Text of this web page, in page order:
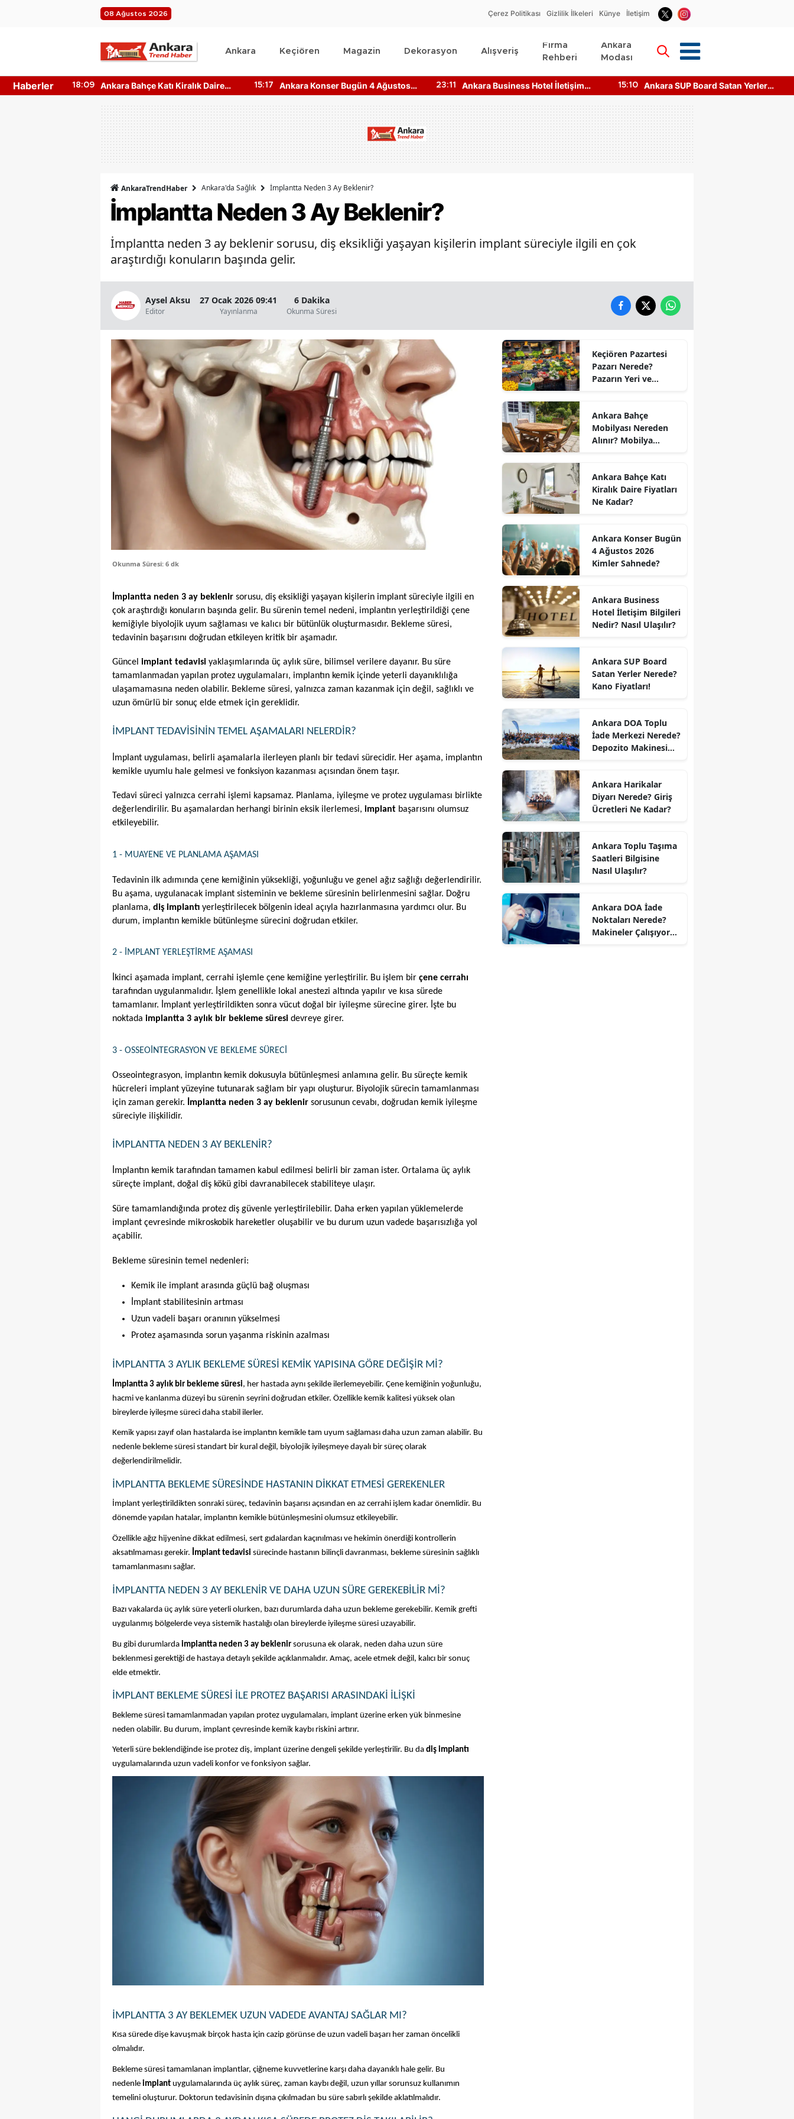
08 Ağustos 2026 Çerez Politikası Gizlilik İlkeleri Künye İletişim
Ankara Keçiören Magazin Dekorasyon Alışveriş
Firma
Rehberi
Ankara
Modası
Haberler
Daire 15:17
Ankara Konser Bugün 4 Ağustos
2026 Kimler Sahnede?
23:11
Ankara Business Hotel İletişim
Bilgileri Nedir? Nasıl Ulaşılır?
15:10
Ankara SUP Board Satan Yerler
Nerede? Kano Fiyatları!
19:22
Ankara DOA Toplu İade Merkezi
Nerede? Depozito Makinesi
Nerede?
AnkaraTrendHaber Ankara'da Sağlık İmplantta Neden 3 Ay Beklenir?
İmplantta Neden 3 Ay Beklenir?
İmplantta neden 3 ay beklenir sorusu, diş eksikliği yaşayan kişilerin implant süreciyle ilgili en çok
araştırdığı konuların başında gelir.
Aysel Aksu
Editor
27 Ocak 2026 09:41
Yayınlanma
6 Dakika
Okunma Süresi
Okunma Süresi: 6 dk
İmplantta neden 3 ay beklenir sorusu, diş eksikliği yaşayan kişilerin implant süreciyle ilgili en
çok araştırdığı konuların başında gelir. Bu sürenin temel nedeni, implantın yerleştirildiği çene
kemiğiyle biyolojik uyum sağlaması ve kalıcı bir bütünlük oluşturmasıdır. Bekleme süresi,
tedavinin başarısını doğrudan etkileyen kritik bir aşamadır.
Güncel implant tedavisi yaklaşımlarında üç aylık süre, bilimsel verilere dayanır. Bu süre
tamamlanmadan yapılan protez uygulamaları, implantın kemik içinde yeterli dayanıklılığa
ulaşamamasına neden olabilir. Bekleme süresi, yalnızca zaman kazanmak için değil, sağlıklı ve
uzun ömürlü bir sonuç elde etmek için gereklidir.
İMPLANT TEDAVISININ TEMEL AŞAMALARI NELERDIR?
İmplant uygulaması, belirli aşamalarla ilerleyen planlı bir tedavi sürecidir. Her aşama, implantın
kemikle uyumlu hale gelmesi ve fonksiyon kazanması açısından önem taşır.
Tedavi süreci yalnızca cerrahi işlemi kapsamaz. Planlama, iyileşme ve protez uygulaması birlikte
değerlendirilir. Bu aşamalardan herhangi birinin eksik ilerlemesi, implant başarısını olumsuz
etkileyebilir.
1 - MUAYENE VE PLANLAMA AŞAMASI
Tedavinin ilk adımında çene kemiğinin yüksekliği, yoğunluğu ve genel ağız sağlığı değerlendirilir.
Bu aşama, uygulanacak implant sisteminin ve bekleme süresinin belirlenmesini sağlar. Doğru
planlama, diş implantı yerleştirilecek bölgenin ideal açıyla hazırlanmasına yardımcı olur. Bu
durum, implantın kemikle bütünleşme sürecini doğrudan etkiler.
2 - İMPLANT YERLEŞTIRME AŞAMASI
İkinci aşamada implant, cerrahi işlemle çene kemiğine yerleştirilir. Bu işlem bir çene cerrahı
tarafından uygulanmalıdır. İşlem genellikle lokal anestezi altında yapılır ve kısa sürede
tamamlanır. İmplant yerleştirildikten sonra vücut doğal bir iyileşme sürecine girer. İşte bu
noktada implantta 3 aylık bir bekleme süresi devreye girer.
3 - OSSEOINTEGRASYON VE BEKLEME SÜRECI
Osseointegrasyon, implantın kemik dokusuyla bütünleşmesi anlamına gelir. Bu süreçte kemik
hücreleri implant yüzeyine tutunarak sağlam bir yapı oluşturur. Biyolojik sürecin tamamlanması
için zaman gerekir.
İmplantta neden 3 ay beklenir sorusunun cevabı, doğrudan kemik iyileşme
süreciyle ilişkilidir.
İMPLANTTA NEDEN 3 AY BEKLENIR?
İmplantın kemik tarafından tamamen kabul edilmesi belirli bir zaman ister. Ortalama üç aylık
süreçte implant, doğal diş kökü gibi davranabilecek stabiliteye ulaşır.
Süre tamamlandığında protez diş güvenle yerleştirilebilir. Daha erken yapılan yüklemelerde
implant çevresinde mikroskobik hareketler oluşabilir ve bu durum uzun vadede başarısızlığa yol
açabilir.
Bekleme süresinin temel nedenleri:
Kemik ile implant arasında güçlü bağ oluşması
İmplant stabilitesinin artması
Uzun vadeli başarı oranının yükselmesi
Protez aşamasında sorun yaşanma riskinin azalması
İMPLANTTA 3 AYLIK BEKLEME SÜRESI KEMIK YAPISINA GÖRE DEĞIŞIR MI?
İmplantta 3 aylık bir bekleme süresi, her hastada aynı şekilde ilerlemeyebilir. Çene kemiğinin yoğunluğu,
hacmi ve kanlanma düzeyi bu sürenin seyrini doğrudan etkiler. Özellikle kemik kalitesi yüksek olan
bireylerde iyileşme süreci daha stabil ilerler.
Kemik yapısı zayıf olan hastalarda ise implantın kemikle tam uyum sağlaması daha uzun zaman alabilir. Bu
nedenle bekleme süresi standart bir kural değil, biyolojik iyileşmeye dayalı bir süreç olarak
değerlendirilmelidir.
İMPLANTTA BEKLEME SÜRESINDE HASTANIN DIKKAT ETMESI GEREKENLER
İmplant yerleştirildikten sonraki süreç, tedavinin başarısı açısından en az cerrahi işlem kadar önemlidir. Bu
dönemde yapılan hatalar, implantın kemikle bütünleşmesini olumsuz etkileyebilir.
Özellikle ağız hijyenine dikkat edilmesi, sert gıdalardan kaçınılması ve hekimin önerdiği kontrollerin
aksatılmaması gerekir. İmplant tedavisi sürecinde hastanın bilinçli davranması, bekleme süresinin sağlıklı
tamamlanmasını sağlar.
İMPLANTTA NEDEN 3 AY BEKLENIR VE DAHA UZUN SÜRE GEREKEBILIR MI?
Bazı vakalarda üç aylık süre yeterli olurken, bazı durumlarda daha uzun bekleme gerekebilir. Kemik grefti
uygulanmış bölgelerde veya sistemik hastalığı olan bireylerde iyileşme süresi uzayabilir.
Bu gibi durumlarda implantta neden 3 ay beklenir sorusuna ek olarak, neden daha uzun süre
beklenmesi gerektiği de hastaya detaylı şekilde açıklanmalıdır. Amaç, acele etmek değil, kalıcı bir sonuç
elde etmektir.
İMPLANT BEKLEME SÜRESI ILE PROTEZ BAŞARISI ARASINDAKI İLIŞKI
Bekleme süresi tamamlanmadan yapılan protez uygulamaları, implant üzerine erken yük binmesine
neden olabilir. Bu durum, implant çevresinde kemik kaybı riskini artırır.
Yeterli süre beklendiğinde ise protez diş, implant üzerine dengeli şekilde yerleştirilir. Bu da diş implantı
uygulamalarında uzun vadeli konfor ve fonksiyon sağlar.
İMPLANTTA 3 AY BEKLEMEK UZUN VADEDE AVANTAJ SAĞLAR MI?
Kısa sürede dişe kavuşmak birçok hasta için cazip görünse de uzun vadeli başarı her zaman öncelikli
olmalıdır.
Bekleme süresi tamamlanan implantlar, çiğneme kuvvetlerine karşı daha dayanıklı hale gelir. Bu
nedenle implant uygulamalarında üç aylık süreç, zaman kaybı değil, uzun yıllar sorunsuz kullanımın
temelini oluşturur. Doktorun tedavisinin dışına çıkılmadan bu süre sabırlı şekilde aklatılmalıdır.
Keçiören Pazartesi
Pazarı Nerede?
Pazarın Yeri ve
Ankara Bahçe
Mobilyası Nereden
Alınır? Mobilya
Ankara Bahçe Katı
Kiralık Daire Fiyatları
Ne Kadar?
Ankara Konser Bugün
4 Ağustos 2026
Kimler Sahnede?
Ankara Business
Hotel İletişim Bilgileri
Nedir? Nasıl Ulaşılır?
Ankara SUP Board
Satan Yerler Nerede?
Kano Fiyatları!
Ankara DOA Toplu
İade Merkezi Nerede?
Depozito Makinesi
Ankara Harikalar
Diyarı Nerede? Giriş
Ücretleri Ne Kadar?
Ankara Toplu Taşıma
Saatleri Bilgisine
Nasıl Ulaşılır?
Ankara DOA İade
Noktaları Nerede?
Makineler Çalışıyor